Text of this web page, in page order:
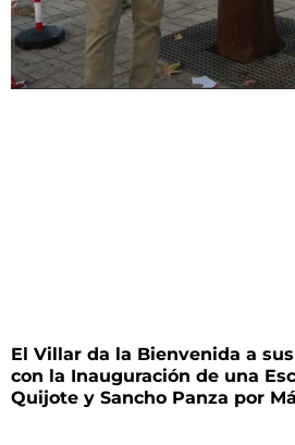
El Villar da la Bienvenida a
con la Inauguración de una
Quijote y Sancho Panza por